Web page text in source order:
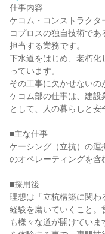
仕事内容
ケコム・コンストラクタ
コプロスの独自技術で
担当する業務です。
下水道をはじめ、老朽化
っています。
その工事に欠かせないの
ケコム部の仕事は、建設
として、人の暮らしと安
■主な仕事
ケーシング（立抗）の運
のオペレーティングを含
■採用後
理想は「立杭構築に関わ
経験を磨いていくこと。
も様々な道が開けてい